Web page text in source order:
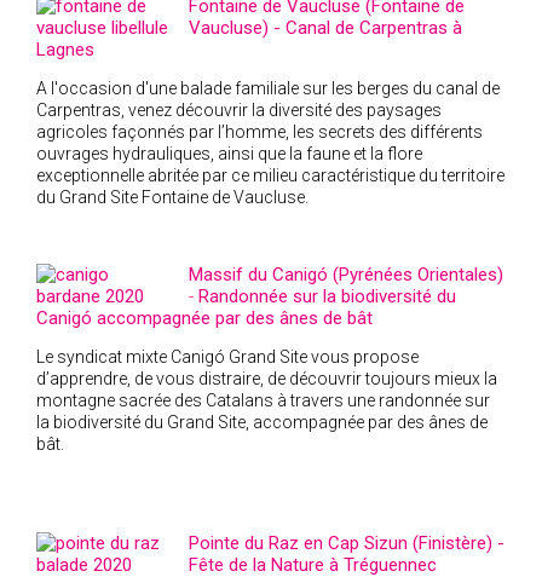
Fontaine de Vaucluse (Fontaine de
Vaucluse) - Canal de Carpentras à
Lagnes
A l'occasion d'une balade familiale sur les berges du canal de
Carpentras, venez découvrir la diversité des paysages
agricoles façonnés par l’homme, les secrets des différents
ouvrages hydrauliques, ainsi que la faune et la flore
exceptionnelle abritée par ce milieu caractéristique du territoire
du Grand Site Fontaine de Vaucluse.
Massif du Canigó (Pyrénées Orientales)
-Randonnée sur la biodiversité du
Canigó accompagnée par des ânes de bât
Le syndicat mixte Canigó Grand Site vous propose
d’apprendre, de vous distraire, de découvrir toujours mieux la
montagne sacrée des Catalans à travers une randonnée sur
la biodiversité du Grand Site, accompagnée par des ânes de
bât.
Pointe du Raz en Cap Sizun (Finistère) -
Fête de la Nature à Tréguennec